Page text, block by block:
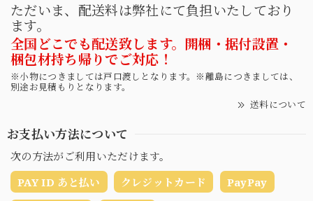
ただいま、配送料は弊社にて負担いたしており
ます。
全国どこでも配送致します。開梱・据付設置・
梱包材持ち帰りでご対応！
※小物につきましては戸口渡しとなります。※離島につきましては、
別途お見積もりとなります。
送料について
お支払い方法について
次の方法がご利用いただけます。
PAY ID あと払い
クレジットカード PayPay